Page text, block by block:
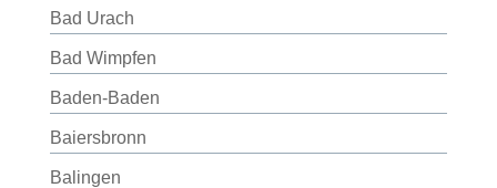
Bad Urach
Bad Wimpfen
Baden-Baden
Baiersbronn
Balingen